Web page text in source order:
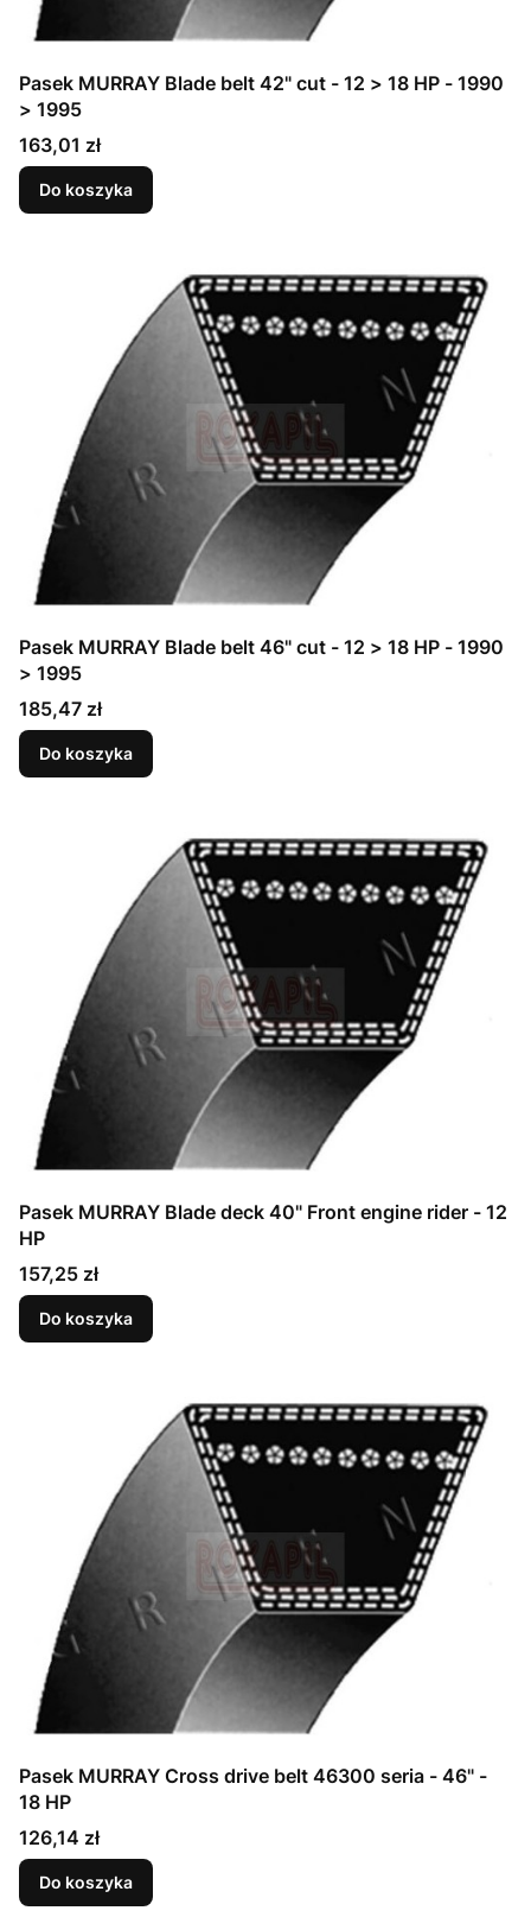
Pasek MURRAY Blade belt 42" cut - 12 > 18 HP - 1990
> 1995
Cena
163,01 zł
Do koszyka
Pasek MURRAY Blade belt 46" cut - 12 > 18 HP - 1990
> 1995
Cena
185,47 zł
Do koszyka
Pasek MURRAY Blade deck 40" Front engine rider - 12
HP
Cena
157,25 zł
Do koszyka
Pasek MURRAY Cross drive belt 46300 seria - 46" -
18 HP
Cena
126,14 zł
Do koszyka